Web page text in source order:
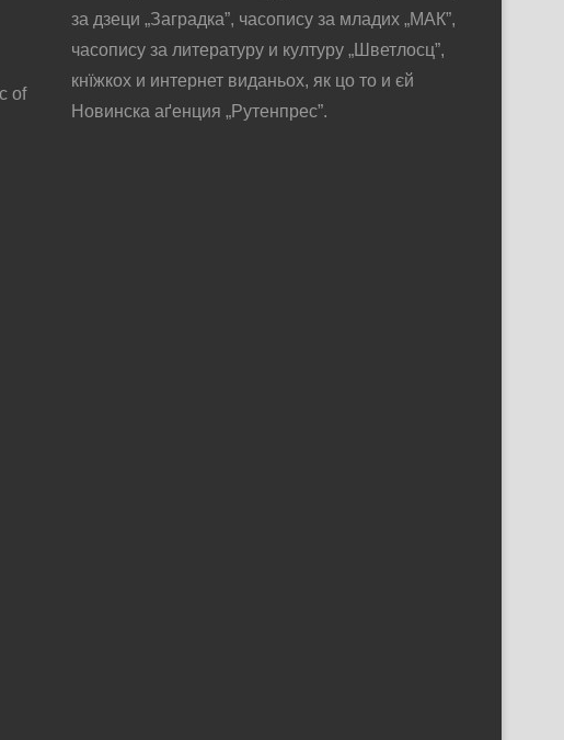
of
за дзеци „Заградка”, часопису за младих „МАК”,
часопису за литературу и културу „Шветлосц”,
кнїжкох и интернет виданьох, як цо то и єй
Новинска аґенция „Рутенпрес”.